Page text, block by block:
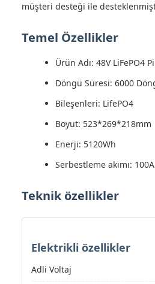
müşteri desteği ile
Temel Özellikler
Ürün Adı: 48V LiFePO4
Döngü Süresi: 6000
Bileşenleri: LifePO4
Boyut: 523*269*218mm
Enerji: 5120Wh
Serbestleme akımı: 100A
Teknik özellikler
Elektrikli özellikler
Adli Voltaj